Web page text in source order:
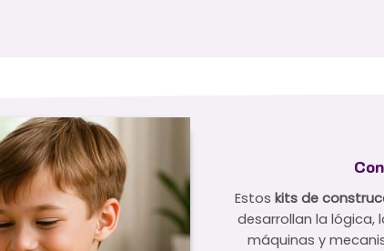
Estos kits de
desarrollan la lógica,
máquinas y